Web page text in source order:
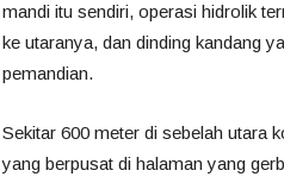
mandi itu sendiri, operasi hidrolik
ke utaranya, dan dinding kandang
pemandian.
Sekitar 600 meter di sebelah utara
yang berpusat di halaman yang